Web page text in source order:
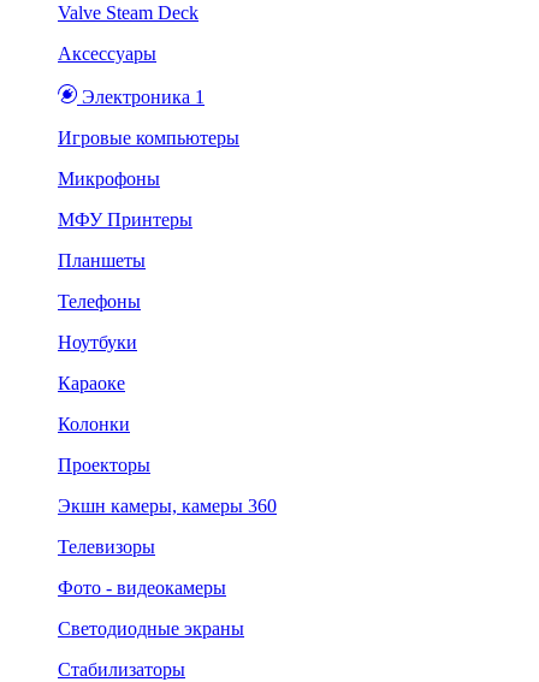
Valve Steam Deck
Аксессуары
Электроника 1
Игровые компьютеры
Микрофоны
МФУ Принтеры
Планшеты
Телефоны
Ноутбуки
Караоке
Колонки
Проекторы
Экшн камеры, камеры 360
Телевизоры
Фото - видеокамеры
Светодиодные экраны
Стабилизаторы